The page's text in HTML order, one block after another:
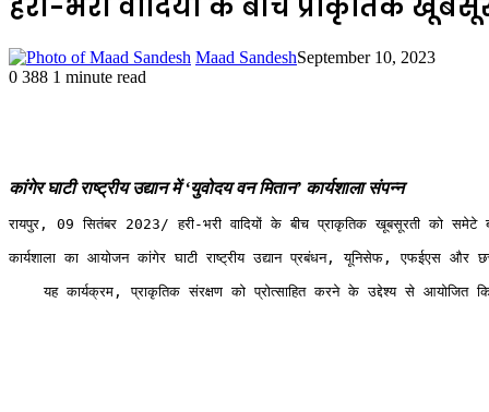
हरी-भरी वादियों के बीच प्राकृतिक
Maad SandeshSeptember 10, 2023
0 388 1 minute read
कांगेर घाटी राष्ट्रीय उद्यान में ‘युवोदय वन मितान’ कार्यशाला संपन्न
रायपुर, 09 सितंबर 2023/ हरी-भरी वादियों के बीच प्राकृतिक खूबसूरती को समेटे
कार्यशाला का आयोजन कांगेर घाटी राष्ट्रीय उद्यान प्रबंधन, यूनिसेफ, एफईएस
यह कार्यक्रम, प्राकृतिक संरक्षण को प्रोत्साहित करने के उद्देश्य से आयोजित